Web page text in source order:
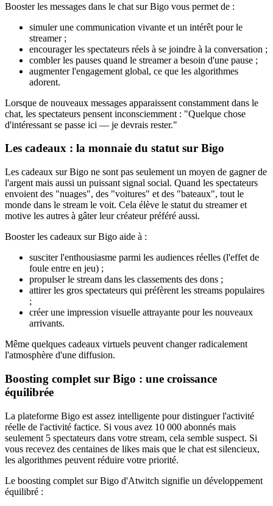
Booster les messages dans le chat sur Bigo vous permet de :
simuler une communication vivante et un intérêt pour le
streamer ;
encourager les spectateurs réels à se joindre à la conversation ;
combler les pauses quand le streamer a besoin d'une pause ;
augmenter l'engagement global, ce que les algorithmes
adorent.
Lorsque de nouveaux messages apparaissent constamment dans le
chat, les spectateurs pensent inconsciemment : "Quelque chose
d'intéressant se passe ici — je devrais rester."
Les cadeaux : la monnaie du statut sur Bigo
Les cadeaux sur Bigo ne sont pas seulement un moyen de gagner de
l'argent mais aussi un puissant signal social. Quand les spectateurs
envoient des "nuages", des "voitures" et des "bateaux", tout le
monde dans le stream le voit. Cela élève le statut du streamer et
motive les autres à gâter leur créateur préféré aussi.
Booster les cadeaux sur Bigo aide à :
susciter l'enthousiasme parmi les audiences réelles (l'effet de
foule entre en jeu) ;
propulser le stream dans les classements des dons ;
attirer les gros spectateurs qui préfèrent les streams populaires
;
créer une impression visuelle attrayante pour les nouveaux
arrivants.
Même quelques cadeaux virtuels peuvent changer radicalement
l'atmosphère d'une diffusion.
Boosting complet sur Bigo : une croissance
équilibrée
La plateforme Bigo est assez intelligente pour distinguer l'activité
réelle de l'activité factice. Si vous avez 10 000 abonnés mais
seulement 5 spectateurs dans votre stream, cela semble suspect. Si
vous recevez des centaines de likes mais que le chat est silencieux,
les algorithmes peuvent réduire votre priorité.
Le boosting complet sur Bigo d'Atwitch signifie un développement
équilibré :